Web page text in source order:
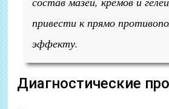
привести к прямо
эффекту.
Диагностические